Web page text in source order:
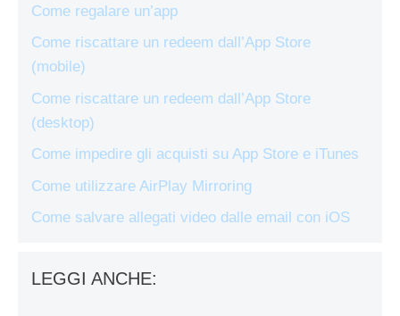
Come regalare un’app
Come riscattare un redeem dall’App Store
(mobile)
Come riscattare un redeem dall’App Store
(desktop)
Come impedire gli acquisti su App Store e iTunes
Come utilizzare AirPlay Mirroring
Come salvare allegati video dalle email con iOS
LEGGI ANCHE: